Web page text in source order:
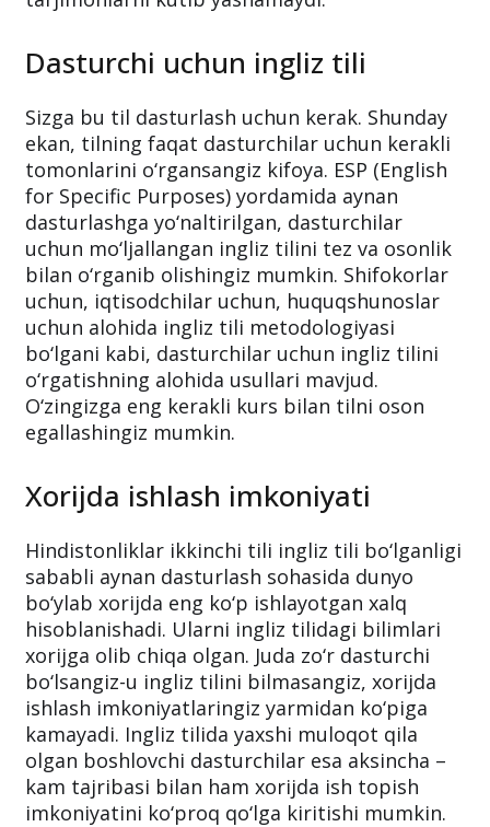
Dasturchi uchun ingliz tili
Sizga bu til dasturlash uchun kerak. Shunday
ekan, tilning faqat dasturchilar uchun kerakli
tomonlarini o‘rgansangiz kifoya. ESP (English
for Specific Purposes) yordamida aynan
dasturlashga yo‘naltirilgan, dasturchilar
uchun mo‘ljallangan ingliz tilini tez va osonlik
bilan o‘rganib olishingiz mumkin. Shifokorlar
uchun, iqtisodchilar uchun, huquqshunoslar
uchun alohida ingliz tili metodologiyasi
bo‘lgani kabi, dasturchilar uchun ingliz tilini
o‘rgatishning alohida usullari mavjud.
O‘zingizga eng kerakli kurs bilan tilni oson
egallashingiz mumkin.
Xorijda ishlash imkoniyati
Hindistonliklar ikkinchi tili ingliz tili bo‘lganligi
sababli aynan dasturlash sohasida dunyo
bo‘ylab xorijda eng ko‘p ishlayotgan xalq
hisoblanishadi. Ularni ingliz tilidagi bilimlari
xorijga olib chiqa olgan. Juda zo‘r dasturchi
bo‘lsangiz-u ingliz tilini bilmasangiz, xorijda
ishlash imkoniyatlaringiz yarmidan ko‘piga
kamayadi. Ingliz tilida yaxshi muloqot qila
olgan boshlovchi dasturchilar esa aksincha –
kam tajribasi bilan ham xorijda ish topish
imkoniyatini ko‘proq qo‘lga kiritishi mumkin.